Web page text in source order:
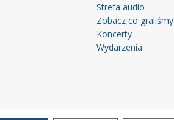
Strefa audio
Zobacz co graliśmy
Koncerty
Wydarzenia